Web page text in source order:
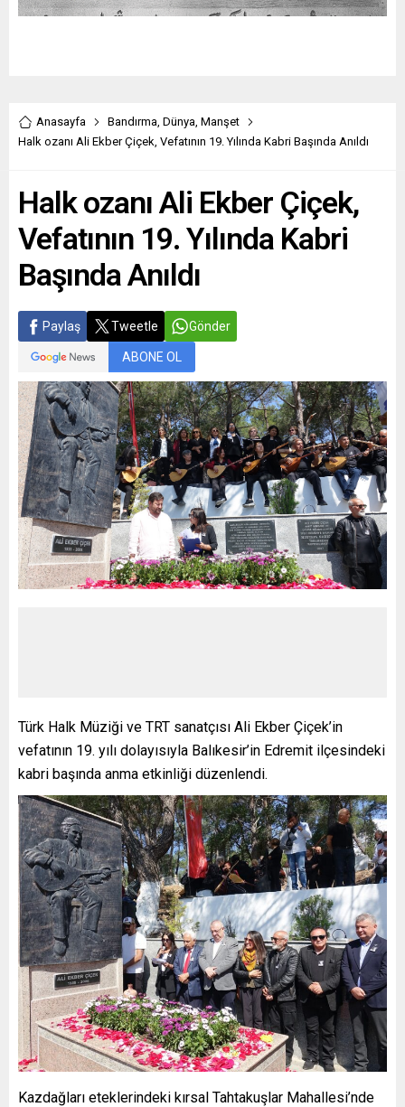
Anasayfa Bandırma, Dünya, Manşet
Halk ozanı Ali Ekber Çiçek, Vefatının 19. Yılında Kabri Başında Anıldı
Halk ozanı Ali Ekber Çiçek,
Vefatının 19. Yılında Kabri
Başında Anıldı
Paylaş Tweetle Gönder
ABONE OL
Türk Halk Müziği ve TRT sanatçısı Ali Ekber Çiçek’in
vefatının 19. yılı dolayısıyla Balıkesir’in Edremit ilçesindeki
kabri başında anma etkinliği düzenlendi.
Kazdağları eteklerindeki kırsal Tahtakuşlar Mahallesi’nde